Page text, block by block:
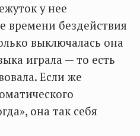
у нее
времени бездействия
выключалась она
играла — то есть
Если же
она так себя